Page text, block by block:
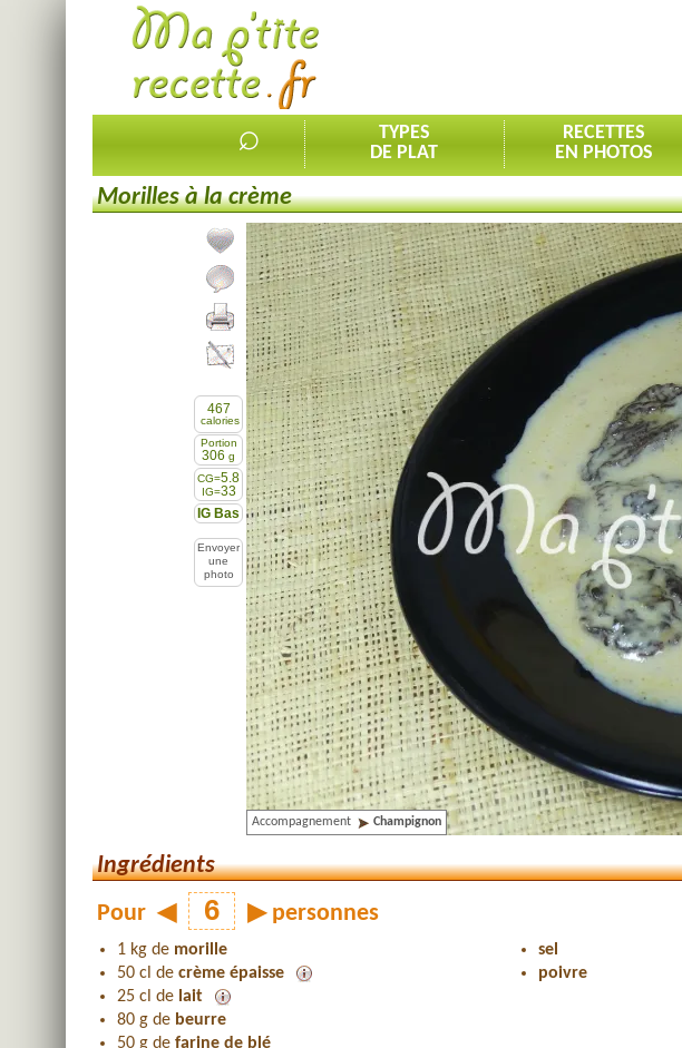
⌕
TYPES
DE PLAT
RECETTES
EN PHOTOS
Morilles à la crème
Ajouter la recette à mes favorites
Commenter, noter la recette
Imprimer la recette
Partager cette recette
467
calories
Portion
306 g
CG=5.8
IG=33
IG Bas
Envoyer
une
photo
Accompagnement Champignon
Ingrédients
Pour ◀ ▶ personnes
1 kg de morille
50 cl de crème épaisse
25 cl de lait
80 g de beurre
50 g de farine de blé
sel
poivre